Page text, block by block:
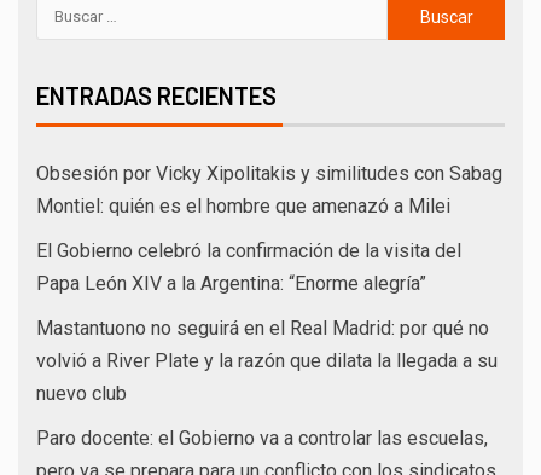
ENTRADAS RECIENTES
Obsesión por Vicky Xipolitakis y similitudes con Sabag
Montiel: quién es el hombre que amenazó a Milei
El Gobierno celebró la confirmación de la visita del
Papa León XIV a la Argentina: “Enorme alegría”
Mastantuono no seguirá en el Real Madrid: por qué no
volvió a River Plate y la razón que dilata la llegada a su
nuevo club
Paro docente: el Gobierno va a controlar las escuelas,